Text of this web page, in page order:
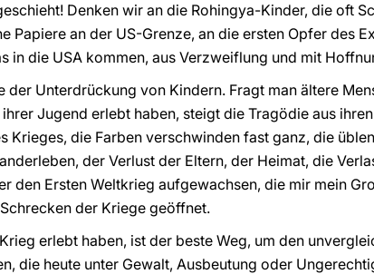
Denken wir an die Rohingya-Kinder, die oft
Papiere an der US-Grenze, an die ersten Opfer des
in die USA kommen, aus Verzweiflung und mit
Unterdrückung von Kindern. Fragt man ältere
Jugend erlebt haben, steigt die Tragödie aus
Krieges, die Farben verschwinden fast ganz, die
der Verlust der Eltern, der Heimat, die
den Ersten Weltkrieg aufgewachsen, die mir mein
der Kriege geöffnet.
erlebt haben, ist der beste Weg, um den
die heute unter Gewalt, Ausbeutung oder